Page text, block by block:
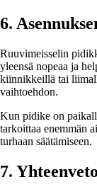
6.
Ruuvimeisselin
yleensä nopeaa ja
kiinnikkeillä tai
vaihtoehdon.
Kun pidike on
tarkoittaa enemmän
turhaan säätämiseen.
7. Yhteenveto